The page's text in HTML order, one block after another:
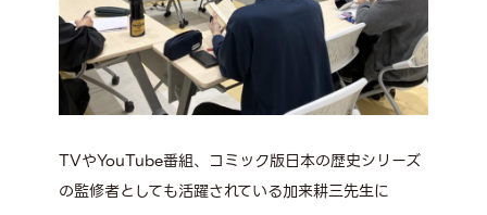
TVやYouTube番組、コミック版日本の歴史シリーズ
の監修者としても活躍されている加来耕三先生に